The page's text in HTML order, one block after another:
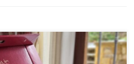
desvelan la primera